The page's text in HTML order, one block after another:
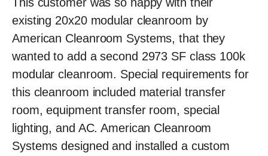
existing 20x20 modular cleanroom by
American Cleanroom Systems, that they
wanted to add a second 2973 SF class 100k
modular cleanroom. Special requirements for
this cleanroom included material transfer
room, equipment transfer room, special
lighting, and AC. American Cleanroom
Systems designed and installed a custom